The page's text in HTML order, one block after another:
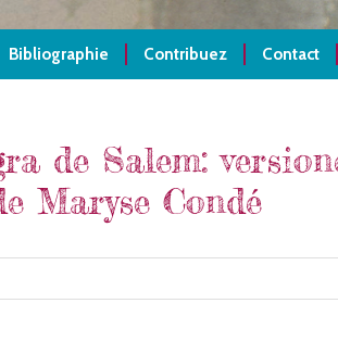
Bibliographie Contribuez Contact
de Salem:
Maryse Condé